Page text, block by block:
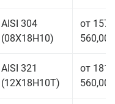
AISI 304
(08Х18Н10)
от 157
560,00
AISI 321
(12Х18Н10Т)
от 181
560,00